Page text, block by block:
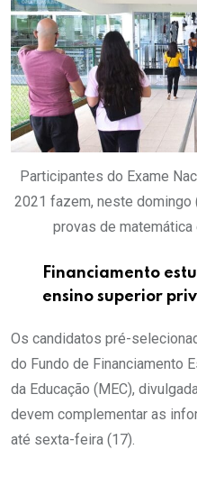
Participantes do Exame
2021 fazem, neste domingo
provas de matemática
Financiamento
ensino superior
Os candidatos pré-
do Fundo de Financiamento
da Educação (MEC),
devem complementar as
até sexta-feira (17).